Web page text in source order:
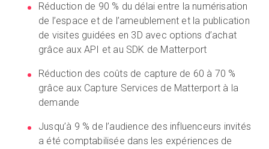
Réduction de 90 % du délai entre la numérisation
de l’espace et de l’ameublement et la publication
de visites guidées en 3D avec options d’achat
grâce aux API et au SDK de Matterport
Réduction des coûts de capture de 60 à 70 %
grâce aux Capture Services de Matterport à la
demande
Jusqu’à 9 % de l’audience des influenceurs invités
a été comptabilisée dans les expériences de